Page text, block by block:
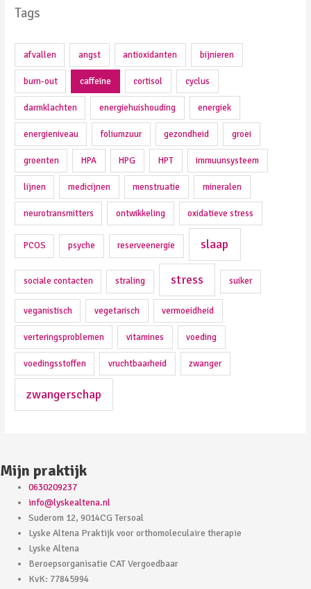
Tags
afvallen angst antioxidanten bijnieren
burn-out caffeïne cortisol cyclus
darmklachten energiehuishouding energiek
energieniveau foliumzuur gezondheid groei
groenten HPA HPG HPT immuunsysteem
lijnen medicijnen menstruatie mineralen
neurotransmitters ontwikkeling oxidatieve stress
PCOS psyche reserveenergie slaap
sociale contacten straling stress suiker
veganistisch vegetarisch vermoeidheid
verteringsproblemen vitamines voeding
voedingsstoffen vruchtbaarheid zwanger
zwangerschap
Mijn praktijk
0630209237
info@lyskealtena.nl
Suderom 12, 9014CG Tersoal
Lyske Altena Praktijk voor orthomoleculaire therapie
Lyske Altena
Beroepsorganisatie CAT Vergoedbaar
KvK: 77845994